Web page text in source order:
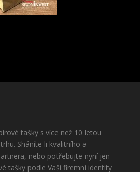
tašky s více než 10 letou
Sháníte-li kvalitního a
nebo potřebujte nyní jen
tašky podle Vaší firemní identity